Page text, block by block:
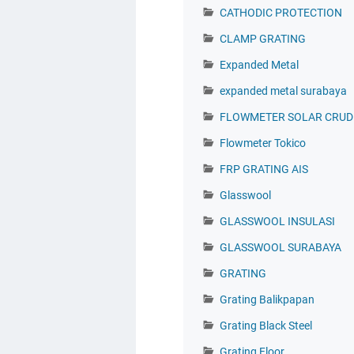
CATHODIC PROTECTION
CLAMP GRATING
Expanded Metal
expanded metal surabaya
FLOWMETER SOLAR
Flowmeter Tokico
FRP GRATING AIS
Glasswool
GLASSWOOL INSULASI
GLASSWOOL SURABAYA
GRATING
Grating Balikpapan
Grating Black Steel